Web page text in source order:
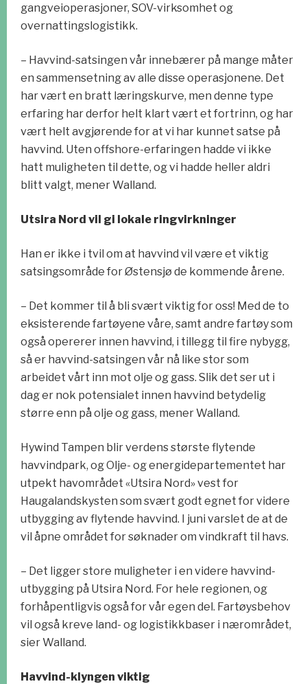
gangveioperasjoner, SOV-virksomhet og
overnattingslogistikk.
– Havvind-satsingen vår innebærer på mange måter
en sammensetning av alle disse operasjonene. Det
har vært en bratt læringskurve, men denne type
erfaring har derfor helt klart vært et fortrinn, og har
vært helt avgjørende for at vi har kunnet satse på
havvind. Uten offshore-erfaringen hadde vi ikke
hatt muligheten til dette, og vi hadde heller aldri
blitt valgt, mener Walland.
Utsira Nord vil gi lokale ringvirkninger
Han er ikke i tvil om at havvind vil være et viktig
satsingsområde for Østensjø de kommende årene.
– Det kommer til å bli svært viktig for oss! Med de to
eksisterende fartøyene våre, samt andre fartøy som
også opererer innen havvind, i tillegg til fire nybygg,
så er havvind-satsingen vår nå like stor som
arbeidet vårt inn mot olje og gass. Slik det ser ut i
dag er nok potensialet innen havvind betydelig
større enn på olje og gass, mener Walland.
Hywind Tampen blir verdens største flytende
havvindpark, og Olje- og energidepartementet har
utpekt havområdet «Utsira Nord» vest for
Haugalandskysten som svært godt egnet for videre
utbygging av flytende havvind. I juni varslet de at de
vil åpne området for søknader om vindkraft til havs.
– Det ligger store muligheter i en videre havvind-
utbygging på Utsira Nord. For hele regionen, og
forhåpentligvis også for vår egen del. Fartøysbehov
vil også kreve land- og logistikkbaser i nærområdet,
sier Walland.
Havvind-klyngen viktig